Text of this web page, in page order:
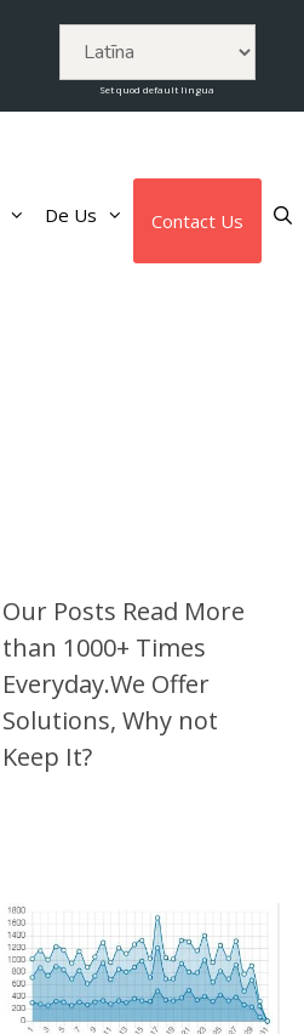
Set quod default lingua
De Us Contact Us
Our Posts Read More
than 1000+ Times
Everyday.We Offer
Solutions, Why not
Keep It?